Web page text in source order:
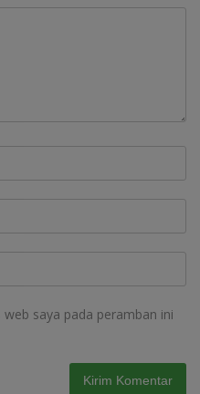
saya pada peramban ini